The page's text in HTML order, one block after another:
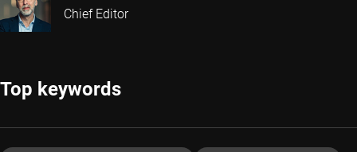
Chief Editor
Top keywords